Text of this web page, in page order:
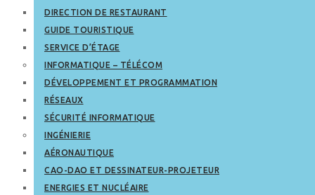
DIRECTION DE RESTAURANT
GUIDE TOURISTIQUE
SERVICE D’ÉTAGE
INFORMATIQUE – TÉLÉCOM
DÉVELOPPEMENT ET PROGRAMMATION
RÉSEAUX
SÉCURITÉ INFORMATIQUE
INGÉNIERIE
AÉRONAUTIQUE
CAO-DAO ET DESSINATEUR-PROJETEUR
ENERGIES ET NUCLÉAIRE